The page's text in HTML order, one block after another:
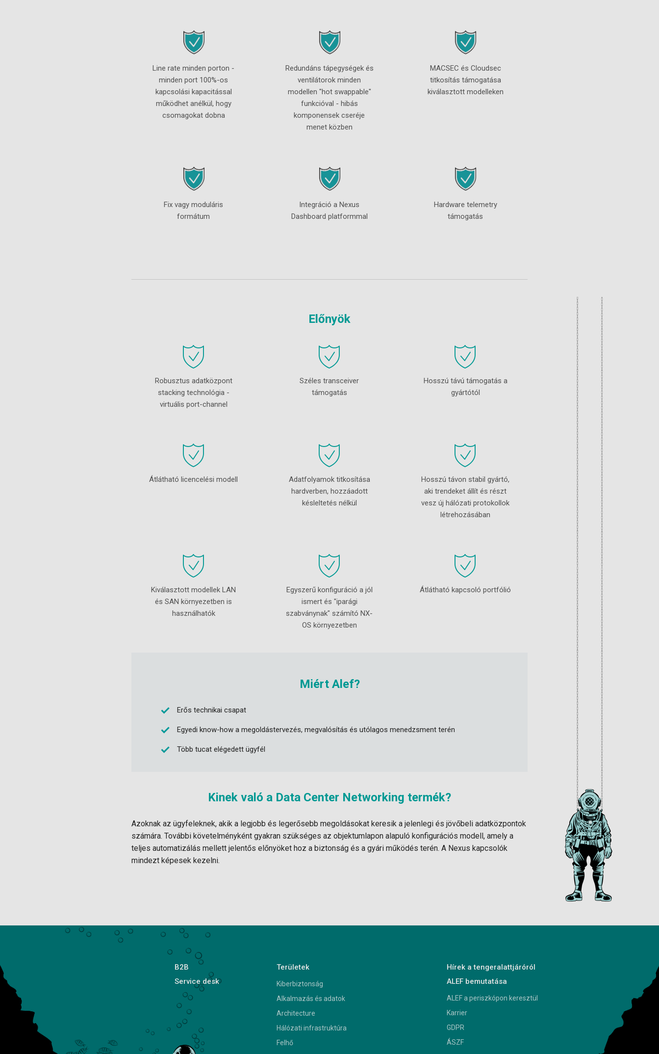
Line rate minden porton -
minden port 100%-os
kapcsolási kapacitással
működhet anélkül, hogy
csomagokat dobna
Redundáns tápegységek és
ventilátorok minden
modellen "hot swappable"
funkcióval - hibás
komponensek cseréje
menet közben
MACSEC és Cloudsec
titkosítás támogatása
kiválasztott modelleken
Fix vagy moduláris
formátum
Integráció a Nexus
Dashboard platformmal
Hardware telemetry
támogatás
Előnyök
Robusztus adatközpont
stacking technológia -
virtuális port-channel
Széles transceiver
támogatás
Hosszú távú támogatás a
gyártótól
Átlátható licencelési modell
Adatfolyamok titkosítása
hardverben, hozzáadott
késleltetés nélkül
Hosszú távon stabil gyártó,
aki trendeket állít és részt
vesz új hálózati protokollok
létrehozásában
Kiválasztott modellek LAN
és SAN környezetben is
használhatók
Egyszerű konfiguráció a jól
ismert és "iparági
szabványnak" számító NX-
OS környezetben
Átlátható kapcsoló portfólió
Miért Alef?
Erős technikai csapat
Egyedi know-how a megoldástervezés, megvalósítás és utólagos menedzsment terén
Több tucat elégedett ügyfél
Kinek való a Data Center Networking termék?
Azoknak az ügyfeleknek, akik a legjobb és legerősebb megoldásokat keresik a jelenlegi és jövőbeli adatközpontok
számára. További követelményként gyakran szükséges az objektumlapon alapuló konfigurációs modell, amely a
teljes automatizálás mellett jelentős előnyöket hoz a biztonság és a gyári működés terén. A Nexus kapcsolók
mindezt képesek kezelni.
B2B
Service desk
Területek
Kiberbiztonság
Alkalmazás és adatok
Architecture
Hálózati infrastruktúra
Felhő
Hírek a tengeralattjáróról
ALEF bemutatása
ALEF a periszkópon keresztül
Karrier
GDPR
ÁSZF